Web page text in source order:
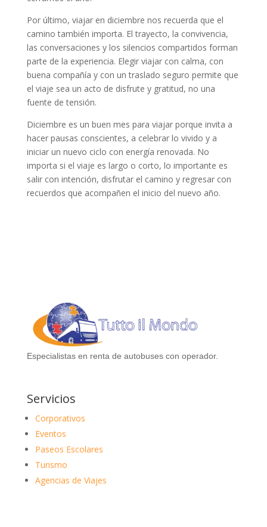
Por último, viajar en diciembre nos recuerda que el
camino también importa. El trayecto, la convivencia,
las conversaciones y los silencios compartidos forman
parte de la experiencia. Elegir viajar con calma, con
buena compañía y con un traslado seguro permite que
el viaje sea un acto de disfrute y gratitud, no una
fuente de tensión.
Diciembre es un buen mes para viajar porque invita a
hacer pausas conscientes, a celebrar lo vivido y a
iniciar un nuevo ciclo con energía renovada. No
importa si el viaje es largo o corto, lo importante es
salir con intención, disfrutar el camino y regresar con
recuerdos que acompañen el inicio del nuevo año.
Especialistas en renta de autobuses con operador.
Servicios
Corporativos
Eventos
Paseos Escolares
Turismo
Agencias de Viajes